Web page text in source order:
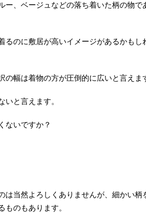
ー、ベージュなどの落ち着いた柄の物で
るのに敷居が高いイメージがあるかもし
幅は着物の方が圧倒的に広いと言えま
と言えます。
ないですか？
は当然よろしくありませんが、細かい柄
のもあります。